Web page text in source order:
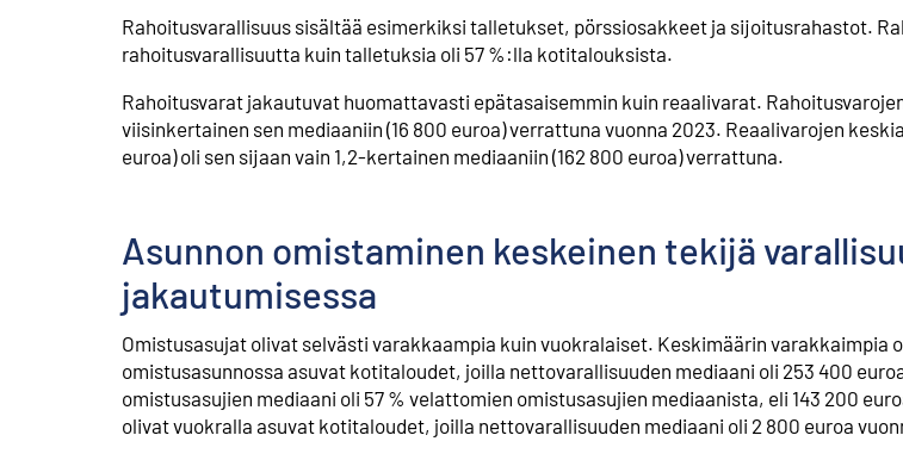
Rahoitusvarallisuus sisältää esimerkiksi talletukset, pörssiosakkeet ja sijoitusrahastot.
rahoitusvarallisuutta kuin talletuksia oli 57 %:lla kotitalouksista.
Rahoitusvarat jakautuvat huomattavasti epätasaisemmin kuin reaalivarat.
viisinkertainen sen mediaaniin (16 800 euroa) verrattuna vuonna 2023. Reaalivarojen
euroa) oli sen sijaan vain 1,2-kertainen mediaaniin (162 800 euroa) verrattuna.
Asunnon omistaminen keskeinen tekijä
jakautumisessa
Omistusasujat olivat selvästi varakkaampia kuin vuokralaiset. Keskimäärin varakkaimpia
omistusasunnossa asuvat kotitaloudet, joilla nettovarallisuuden mediaani oli 253 400
omistusasujien mediaani oli 57 % velattomien omistusasujien mediaanista, eli 143 200
olivat vuokralla asuvat kotitaloudet, joilla nettovarallisuuden mediaani oli 2 800 euroa